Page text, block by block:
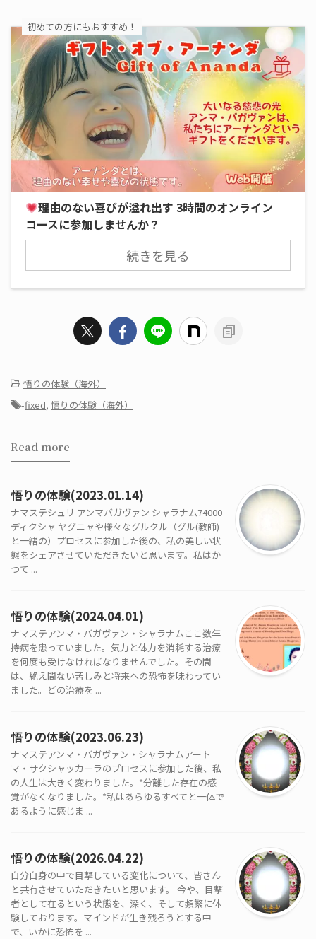
初めての方にもおすすめ！
理由のない喜びが溢れ出す 3時間のオンライン
コースに参加しませんか？
続きを見る
-悟りの体験（海外）
-fixed, 悟りの体験（海外）
Read more
悟りの体験(2023.01.14)
ナマステシュリ アンマバガヴァン シャラナム74000
ディクシャ ヤグニャや様々なグルクル（グル(教師)
と一緒の）プロセスに参加した後の、私の美しい状
態をシェアさせていただきたいと思います。私はか
つて ...
悟りの体験(2024.04.01)
ナマステアンマ・バガヴァン・シャラナムここ数年
持病を患っていました。気力と体力を消耗する治療
を何度も受けなければなりませんでした。その間
は、絶え間ない苦しみと将来への恐怖を味わってい
ました。どの治療を ...
悟りの体験(2023.06.23)
ナマステアンマ・バガヴァン・シャラナムアート
マ・サクシャッカーラのプロセスに参加した後、私
の人生は大きく変わりました。*分離した存在の感
覚がなくなりました。*私はあらゆるすべてと一体で
あるように感じま ...
悟りの体験(2026.04.22)
自分自身の中で目撃している変化について、皆さん
と共有させていただきたいと思います。 今や、目撃
者として在るという状態を、深く、そして頻繁に体
験しております。マインドが生き残ろうとする中
で、いかに恐怖を ...